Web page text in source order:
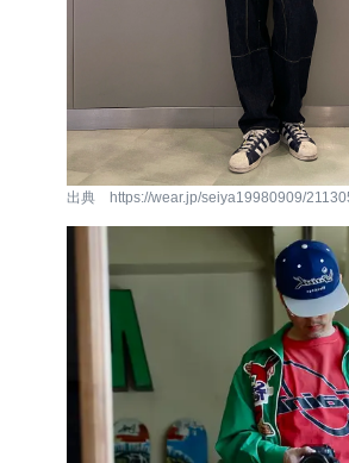
出典 https://wear.jp/seiya19980909/